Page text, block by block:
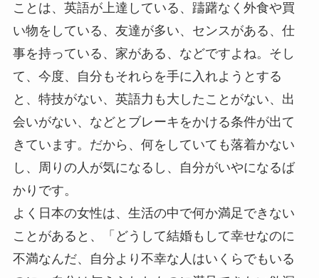
ことは、英語が上達している、躊躇なく外食や買
い物をしている、友達が多い、センスがある、仕
事を持っている、家がある、などですよね。そし
て、今度、自分もそれらを手に入れようとする
と、特技がない、英語力も大したことがない、出
会いがない、などとブレーキをかける条件が出て
きています。だから、何をしていても落着かない
し、周りの人が気になるし、自分がいやになるば
かりです。
よく日本の女性は、生活の中で何か満足できない
ことがあると、「どうして結婚もして幸せなのに
不満なんだ、自分より不幸な人はいくらでもいる